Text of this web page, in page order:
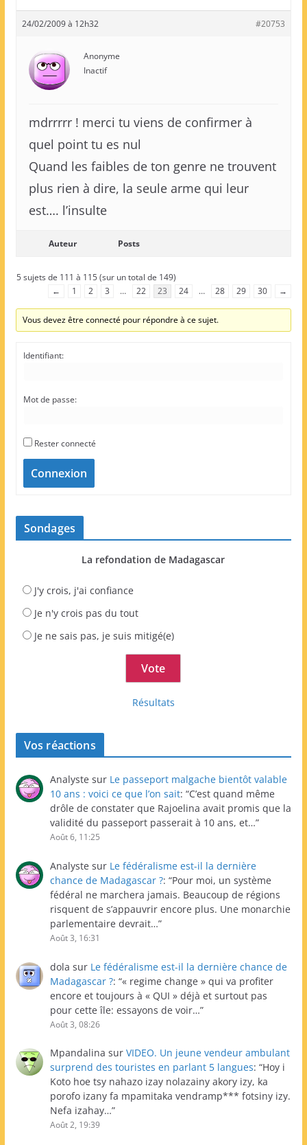
24/02/2009 à 12h32 #20753
Anonyme
Inactif
mdrrrrr ! merci tu viens de confirmer à
quel point tu es nul
Quand les faibles de ton genre ne trouvent
plus rien à dire, la seule arme qui leur
est…. l’insulte
Auteur Posts
5 sujets de 111 à 115 (sur un total de 149)
←
1 2 3 … 22 23 24 … 28 29 30 →
Vous devez être connecté pour répondre à ce sujet.
Identifiant:
Mot de passe:
Rester connecté
Connexion
Sondages
La refondation de Madagascar
J'y crois, j'ai confiance
Je n'y crois pas du tout
Je ne sais pas, je suis mitigé(e)
Résultats
Vos réactions
Analyste sur Le passeport malgache bientôt valable
10 ans : voici ce que l’on sait: “C’est quand même
drôle de constater que Rajoelina avait promis que la
validité du passeport passerait à 10 ans, et…”
Août 6, 11:25
Analyste sur Le fédéralisme est-il la dernière
chance de Madagascar ?: “Pour moi, un système
fédéral ne marchera jamais. Beaucoup de régions
risquent de s’appauvrir encore plus. Une monarchie
parlementaire devrait…”
Août 3, 16:31
dola sur Le fédéralisme est-il la dernière chance de
Madagascar ?: “« regime change » qui va profiter
encore et toujours à « QUI » déjà et surtout pas
pour cette île: essayons de voir…”
Août 3, 08:26
Mpandalina sur VIDEO. Un jeune vendeur ambulant
surprend des touristes en parlant 5 langues: “Hoy i
Koto hoe tsy nahazo izay nolazainy akory izy, ka
porofo izany fa mpamitaka vendramp*** fotsiny izy.
Nefa izahay…”
Août 2, 19:39